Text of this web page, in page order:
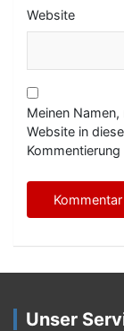
Website
Meinen
Website in
Unser